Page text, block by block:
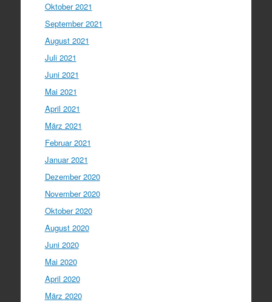
Oktober 2021
September 2021
August 2021
Juli 2021
Juni 2021
Mai 2021
April 2021
März 2021
Februar 2021
Januar 2021
Dezember 2020
November 2020
Oktober 2020
August 2020
Juni 2020
Mai 2020
April 2020
März 2020